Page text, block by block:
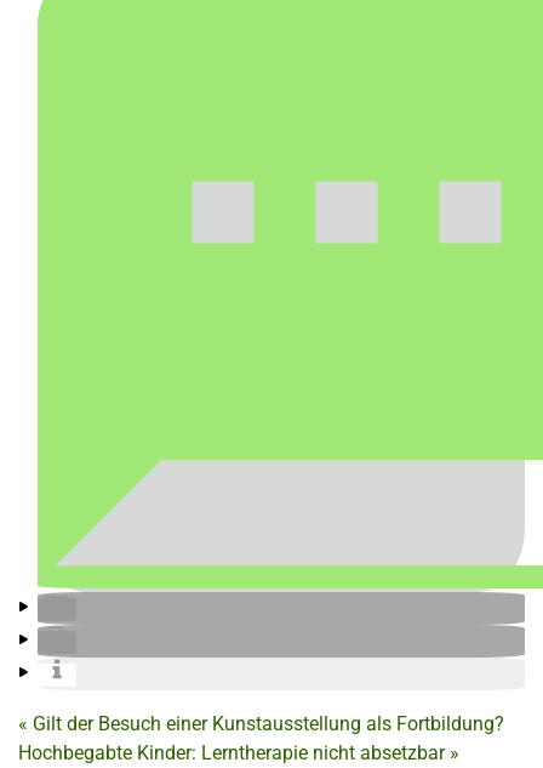
« Gilt der Besuch einer Kunstausstellung als Fortbildung?
Hochbegabte Kinder: Lerntherapie nicht absetzbar »